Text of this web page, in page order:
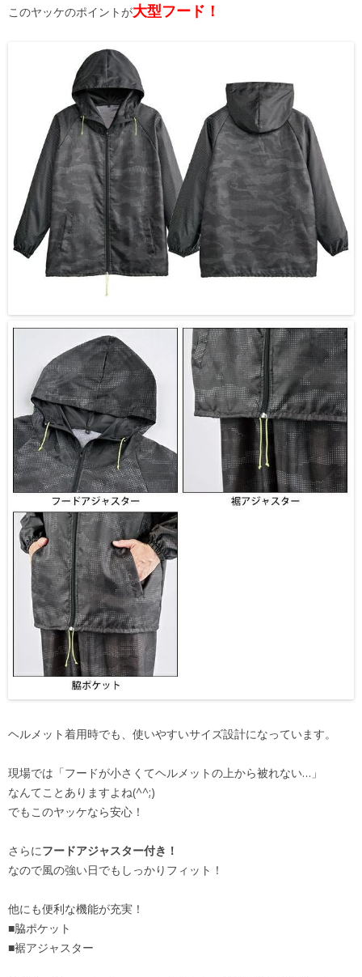
このヤッケのポイントが大型フード！
ヘルメット着用時でも、使いやすいサイズ設計になっています。
現場では「フードが小さくてヘルメットの上から被れない…」
なんてことありますよね(^^;)
でもこのヤッケなら安心！
さらにフードアジャスター付き！
なので風の強い日でもしっかりフィット！
他にも便利な機能が充実！
■脇ポケット
■裾アジャスター